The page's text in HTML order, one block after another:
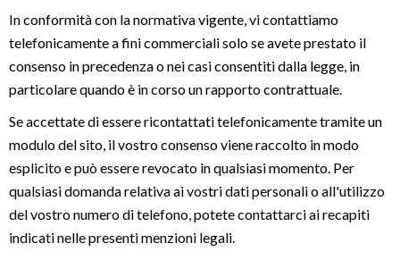
In conformità con la normativa vigente, vi contattiamo
telefonicamente a fini commerciali solo se avete prestato il
consenso in precedenza o nei casi consentiti dalla legge, in
particolare quando è in corso un rapporto contrattuale.
Se accettate di essere ricontattati telefonicamente tramite un
modulo del sito, il vostro consenso viene raccolto in modo
esplicito e può essere revocato in qualsiasi momento. Per
qualsiasi domanda relativa ai vostri dati personali o all'utilizzo
del vostro numero di telefono, potete contattarci ai recapiti
indicati nelle presenti menzioni legali.